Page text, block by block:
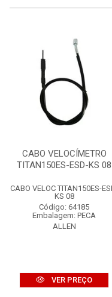
CABO VELOCÍMETRO
TITAN150ES-ESD-KS 08
CABO VELOC TITAN150ES-
KS 08
Código: 64185
Embalagem: PECA
ALLEN
VER PREÇO